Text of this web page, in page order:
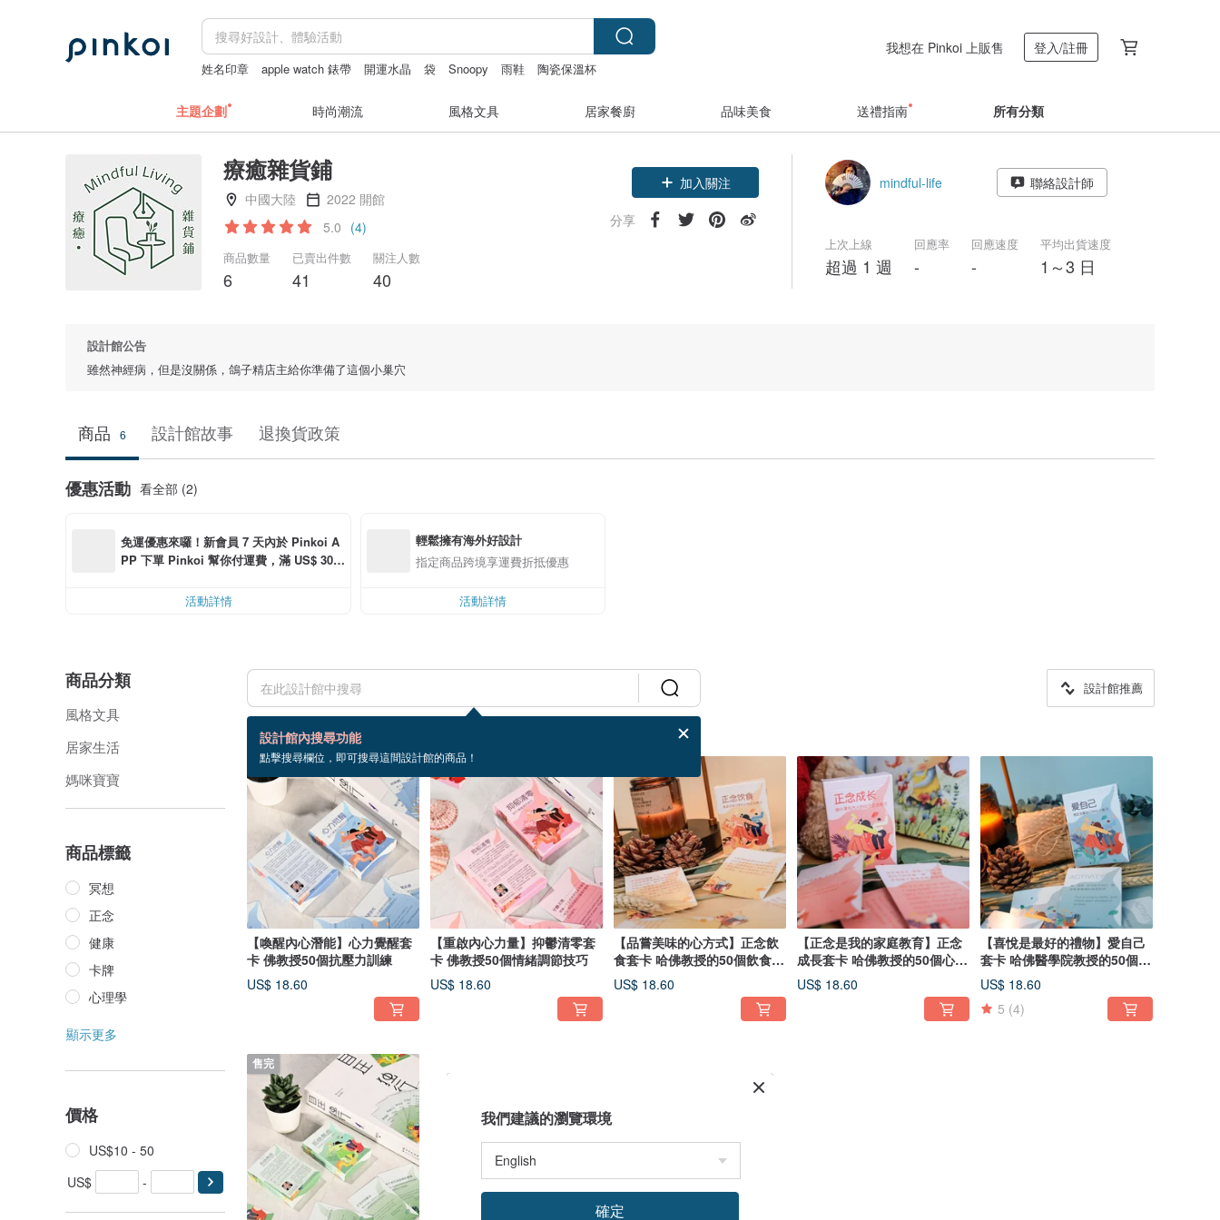
姓名印章 apple watch 錶帶 開運水晶 袋 Snoopy 雨鞋
陶瓷保溫杯
我想在 Pinkoi 上販售 登入/註冊
主題企劃 時尚潮流 風格文具 居家餐廚 品味美食 送禮指南 所有分類
療癒雜貨鋪
中國大陸
2022 開館
5.0 (4)
商品數量
6
已賣出件數
41
關注人數
40
加入關注
分享
mindful-life 聯絡設計師
上次上線
超過 1 週
回應率
-
回應速度
-
平均出貨速度
1～3 日
設計館公告
雖然神經病，但是沒關係，鴿子精店主給你準備了這個小巢穴
商品 6 設計館故事 退換貨政策
優惠活動 看全部 (2)
免運優惠來囉！新會員 7 天內於 Pinkoi A
PP 下單 Pinkoi 幫你付運費，滿 US$ 30.0
活動詳情
輕鬆擁有海外好設計
指定商品跨境享運費折抵優惠
活動詳情
商品分類
風格文具
居家生活
媽咪寶寶
商品標籤
冥想
正念
健康
卡牌
心理學
顯示更多
價格
US$10 - 50
US$
-
設計館內搜尋功能
點擊搜尋欄位，即可搜尋這間設計館的商品！
設計館推薦
6 個商品
【喚醒內心潛能】心力覺醒套
卡 佛教授50個抗壓力訓練
US$ 18.60
【重啟內心力量】抑鬱清零套
卡 佛教授50個情緒調節技巧
US$ 18.60
【品嘗美味的心方式】正念飲
食套卡 哈佛教授的50個飲食心
理遊戲
US$ 18.60
【正念是我的家庭教育】正念
成長套卡 哈佛教授的50個心理
遊戲
US$ 18.60
【喜悅是最好的禮物】愛自己
套卡 哈佛醫學院教授的50個心
理練習
US$ 18.60
5 (4)
售完
我們建議的瀏覽環境
確定